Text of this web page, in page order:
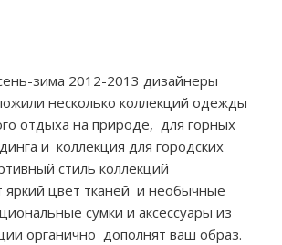
зима 2012-2013 дизайнеры
несколько коллекций одежды
отдыха на природе, для горных
и коллекция для городских
стиль коллекций
яркий цвет тканей и необычные
сумки и аксессуары из
органично дополнят ваш образ.